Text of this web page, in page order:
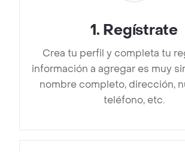
1. Regístrate
Crea tu perfil y completa tu
información a agregar es muy
nombre completo, dirección,
teléfono, etc.